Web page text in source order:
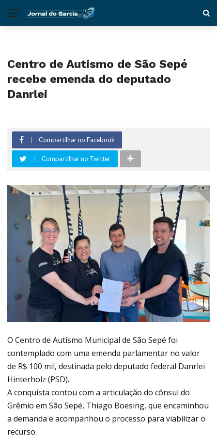
Centro de Autismo de São Sepé
recebe emenda do deputado
Danrlei
Compartilhar no Facebook
Compartilhar no Twitter
O Centro de Autismo Municipal de São Sepé foi
contemplado com uma emenda parlamentar no valor
de R$ 100 mil, destinada pelo deputado federal Danrlei
Hinterholz (PSD).
A conquista contou com a articulação do cônsul do
Grêmio em São Sepé, Thiago Boesing, que encaminhou
a demanda e acompanhou o processo para viabilizar o
recurso.